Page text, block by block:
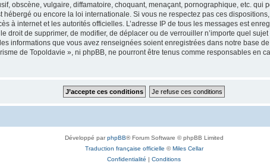
obscène, vulgaire, diffamatoire, choquant, menaçant, pornographique, etc. qui
hébergé ou encore la loi internationale. Si vous ne respectez pas ces
à internet et les autorités officielles. L’adresse IP de tous les messages est
droit de supprimer, de modifier, de déplacer ou de verrouiller n’importe quel
informations que vous avez renseignées soient enregistrées dans notre base
de Topoldavie », ni phpBB, ne pourront être tenus comme responsables en
Développé parphpBB® Forum Software © phpBB Limited
Traduction française officielle ©Miles Cellar
Confidentialité | Conditions